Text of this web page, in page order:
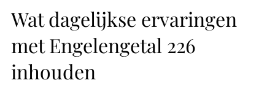
Wat dagelijkse ervaringen
met Engelengetal 226
inhouden